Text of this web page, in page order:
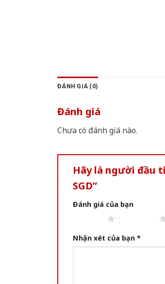
ĐÁNH GIÁ (0)
Đánh giá
Chưa có đánh giá nào.
Hãy là người đầu
SGD”
Đánh giá của bạn
Nhận xét của bạn *